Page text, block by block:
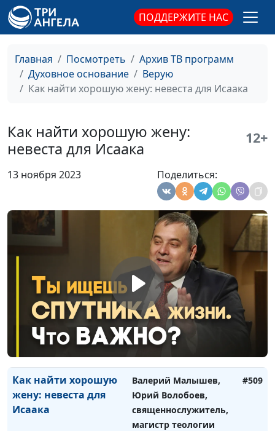
ПОДДЕРЖИТЕ НАС
Главная Посмотреть
Архив ТВ программ
Духовное основание
Верую
Как найти хорошую жену: невеста для Исаака
Как найти хорошую жену:
невеста для Исаака
12+
13 ноября 2023 Поделиться:
избранников
доктор практического
богословия
Предатель Иуда и
отрёкшийся Петр — в
чём разница?
Валерий Малышев,
Олег Гончаров,
священнослужитель,
Мария, Марфа и
Иисус: история
взаимоотношений
Валерий Малышев,
Олег Гончаров,
священнослужитель,
доктор практического
богословия
#512
«Подобно нам
что это значит?
Валерий Малышев,
Олег Гончаров,
священнослужитель,
доктор практического
богословия
#511
Правильный выбор
Исаака
Валерий Малышев,
Юрий Волобоев,
священнослужитель,
магистр теологии
#510
Как найти хорошую
жену: невеста для
Исаака
Валерий Малышев,
Юрий Волобоев,
священнослужитель,
магистр теологии
#509